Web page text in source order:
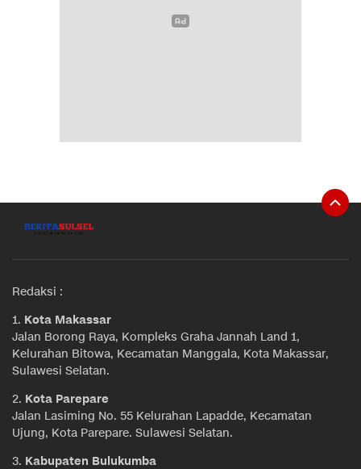
Redaksi :
1. Kota Makassar
Jalan Borong Raya, Kompleks Graha Jannah Land 1,
Kelurahan Bitowa, Kecamatan Manggala, Kota Makassar,
Sulawesi Selatan.
2. Kota Parepare
Jalan Lasiming No. 55 Kelurahan Lapadde, Kecamatan
Ujung, Kota Parepare. Sulawesi Selatan.
3. Kabupaten Bulukumba